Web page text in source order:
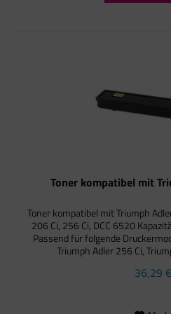
Toner kompatibel mit
Toner kompatibel mit Triumph
206 Ci, 256 Ci, DCC 6520
Passend für folgende
Triumph Adler 256 Ci,
36,29